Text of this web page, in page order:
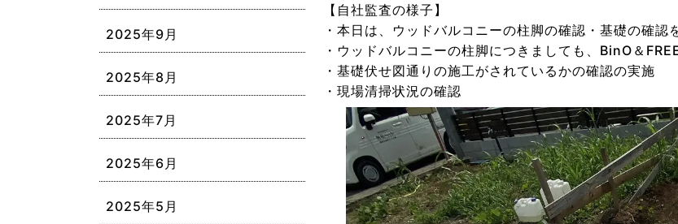
【自社監査の様子】
・本日は、ウッドバルコニーの柱脚の確認・基礎の確認
・ウッドバルコニーの柱脚につきましても、BinO＆
・基礎伏せ図通りの施工がされているかの確認の実施
・現場清掃状況の確認
2025年9月
2025年8月
2025年7月
2025年6月
2025年5月